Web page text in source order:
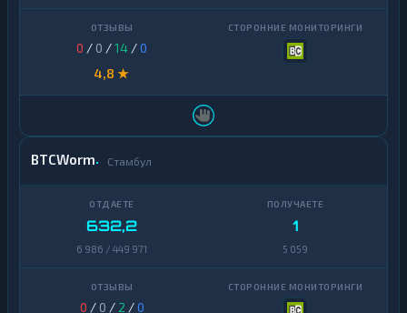
0 / 0 /14 /0
4,8 ★
BTCWorm Стамбул
632,2
6 986 / 449 971
1
5 059
0 / 0 / 2 /0
Zcash1